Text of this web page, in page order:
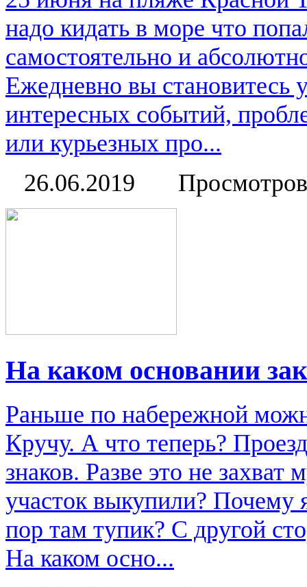
надо кидать в море что
самостоятельно и
Ежедневно вы становитесь
интересных событий,
или курьезных про...
26.06.2019
На каком основании
Раньше по набережной
Кручу. А что теперь?
знаков. Разве это не
участок выкупили? Почему
пор там тупик? С другой
На каком осно...